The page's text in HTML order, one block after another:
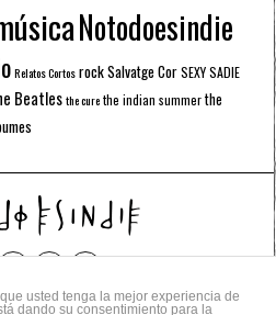
Notodoesindie
Relatos CortosrockSalvatge CorSEXY SADIE
Beatlesthe curethe indian summerthe
derechos reservados.
usted tenga la mejor experiencia de
dando su consentimiento para la